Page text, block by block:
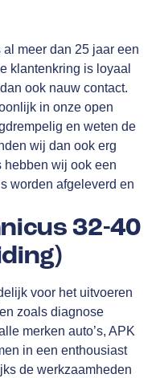
meer dan 25 jaar een
klantenkring is loyaal
ook nauw contact.
in onze open
en weten de
wij dan ook erg
hebben wij ook een
worden afgeleverd en
32-40
voor het uitvoeren
zoals diagnose
merken auto’s, APK
in een enthousiast
de werkzaamheden